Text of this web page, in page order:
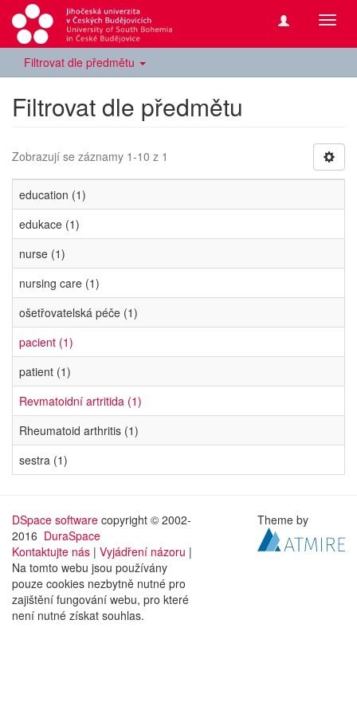
Filtrovat dle předmětu
Filtrovat dle předmětu
Zobrazují se záznamy 1-10 z 1
education (1)
edukace (1)
nurse (1)
nursing care (1)
ošetřovatelská péče (1)
pacient (1)
patient (1)
Revmatoidní artritida (1)
Rheumatoid arthritis (1)
sestra (1)
DSpace software copyright © 2002-
2016 DuraSpace
Kontaktujte nás | Vyjádření názoru |
Na tomto webu jsou používány
pouze cookies nezbytně nutné pro
zajištění fungování webu, pro které
není nutné získat souhlas.
Theme by